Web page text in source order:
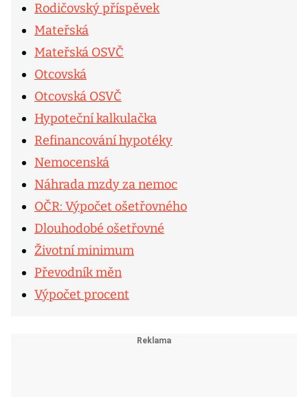
Rodičovský příspěvek
Mateřská
Mateřská OSVČ
Otcovská
Otcovská OSVČ
Hypoteční kalkulačka
Refinancování hypotéky
Nemocenská
Náhrada mzdy za nemoc
OČR: Výpočet ošetřovného
Dlouhodobé ošetřovné
Životní minimum
Převodník měn
Výpočet procent